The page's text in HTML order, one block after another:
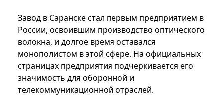
Завод в Саранске стал первым предприятием в
России, освоившим производство оптического
волокна, и долгое время оставался
монополистом в этой сфере. На официальных
страницах предприятия подчеркивается его
значимость для оборонной и
телекоммуникационной отраслей.